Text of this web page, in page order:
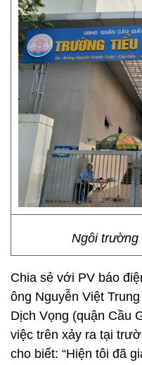
Ngôi trường
Chia sẻ với PV báo
ông Nguyễn Việt
Dịch Vọng (quận Cầu
việc trên xảy ra tại
cho biết: “Hiện tôi đã